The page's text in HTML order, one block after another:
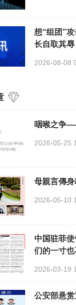
想“组团”
长自取其辱
2026-08-08
咽喉之争
2026-05-25
母親言傳
2026-05-10
中国驻菲
们的一寸
2026-03-19
公安部悬